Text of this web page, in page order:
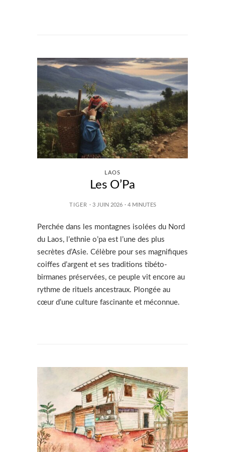
LAOS
Les O’Pa
TIGER · 3 JUIN 2026 · 4 MINUTES
Perchée dans les montagnes isolées du Nord
du Laos, l’ethnie o’pa est l’une des plus
secrètes d’Asie. Célèbre pour ses magnifiques
coiffes d’argent et ses traditions tibéto-
birmanes préservées, ce peuple vit encore au
rythme de rituels ancestraux. Plongée au
cœur d’une culture fascinante et méconnue.